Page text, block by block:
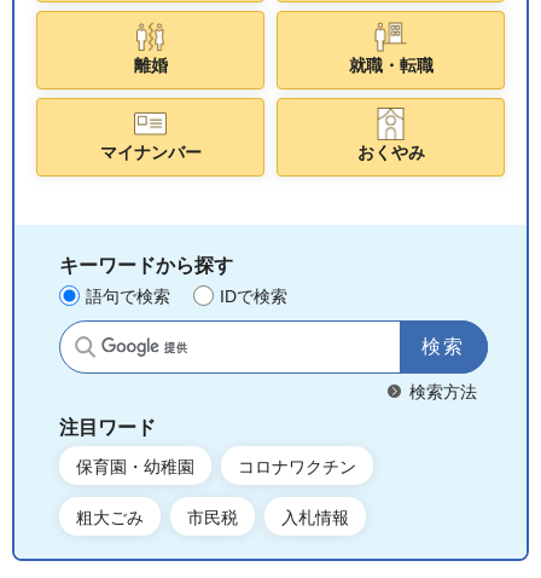
離婚 就職・転職
マイナンバー おくやみ
キーワードから探す
語句で検索 IDで検索
サイト内検索
検索方法
注目ワード
保育園・幼稚園 コロナワクチン
粗大ごみ 市民税 入札情報